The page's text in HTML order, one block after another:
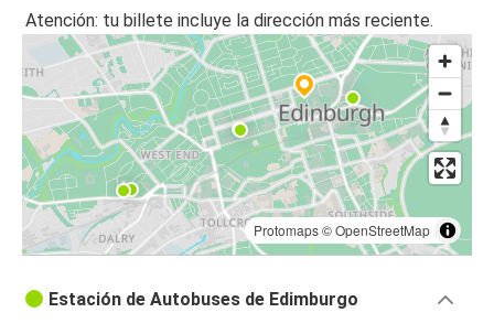
Atención: tu billete incluye la dirección más reciente.
Protomaps©OpenStreetMap
Estación de Autobuses de Edimburgo